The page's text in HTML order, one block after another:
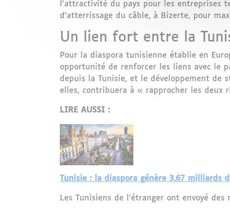
l'attractivité du pays pour les entreprises
d'atterrissage du câble, à Bizerte, pour
Un lien fort entre la
Pour la diaspora tunisienne établie en
opportunité de renforcer les liens avec le
depuis la Tunisie, et le développement de
elles, contribuera à « rapprocher les deux
LIRE AUSSI :
Tunisie : la diaspora génère 3,67 milliards
Les Tunisiens de l'étranger ont envoyé